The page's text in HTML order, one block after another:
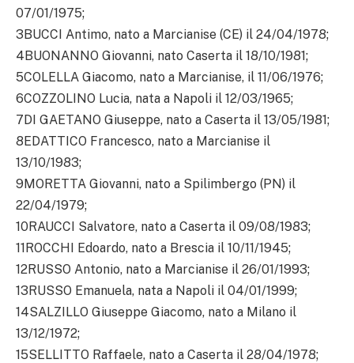
07/01/1975;
3BUCCI Antimo, nato a Marcianise (CE) il 24/04/1978;
4BUONANNO Giovanni, nato Caserta il 18/10/1981;
5COLELLA Giacomo, nato a Marcianise, il 11/06/1976;
6COZZOLINO Lucia, nata a Napoli il 12/03/1965;
7DI GAETANO Giuseppe, nato a Caserta il 13/05/1981;
8EDATTICO Francesco, nato a Marcianise il
13/10/1983;
9MORETTA Giovanni, nato a Spilimbergo (PN) il
22/04/1979;
10RAUCCI Salvatore, nato a Caserta il 09/08/1983;
11ROCCHI Edoardo, nato a Brescia il 10/11/1945;
12RUSSO Antonio, nato a Marcianise il 26/01/1993;
13RUSSO Emanuela, nata a Napoli il 04/01/1999;
14SALZILLO Giuseppe Giacomo, nato a Milano il
13/12/1972;
15SELLITTO Raffaele, nato a Caserta il 28/04/1978;